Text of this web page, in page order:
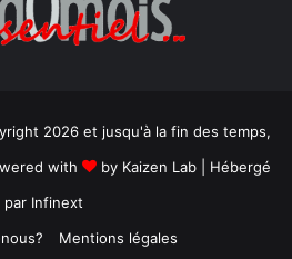
2026 et jusqu'à la fin des temps,
with
by Kaizen Lab | Hébergé
par Infinext
Mentions légales